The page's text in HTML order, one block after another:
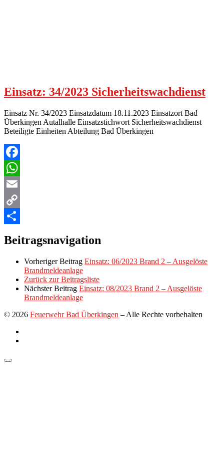
Einsatz: 34/2023 Sicherheitswachdienst
Einsatz Nr. 34/2023 Einsatzdatum 18.11.2023 Einsatzort Bad
Überkingen Autalhalle Einsatzstichwort Sicherheitswachdienst
Beteiligte Einheiten Abteilung Bad Überkingen
Facebook
WhatsApp
Email
Copy
Beitragsnavigation
Vorheriger Beitrag Einsatz: 06/2023 Brand 2 – Ausgelöste
Brandmeldeanlage
Zurück zur Beitragsliste
Nächster Beitrag Einsatz: 08/2023 Brand 2 – Ausgelöste
Brandmeldeanlage
© 2026 Feuerwehr Bad Überkingen – Alle Rechte vorbehalten